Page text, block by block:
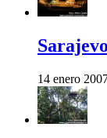
14 enero